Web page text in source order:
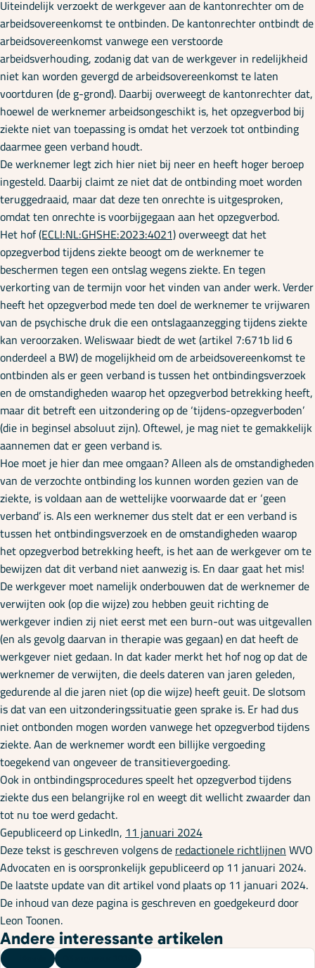
Uiteindelijk verzoekt de werkgever aan de kantonrechter om de
arbeidsovereenkomst te ontbinden. De kantonrechter ontbindt de
arbeidsovereenkomst vanwege een verstoorde
arbeidsverhouding, zodanig dat van de werkgever in redelijkheid
niet kan worden gevergd de arbeidsovereenkomst te laten
voortduren (de g-grond). Daarbij overweegt de kantonrechter dat,
hoewel de werknemer arbeidsongeschikt is, het opzegverbod bij
ziekte niet van toepassing is omdat het verzoek tot ontbinding
daarmee geen verband houdt.
De werknemer legt zich hier niet bij neer en heeft hoger beroep
ingesteld. Daarbij claimt ze niet dat de ontbinding moet worden
teruggedraaid, maar dat deze ten onrechte is uitgesproken,
omdat ten onrechte is voorbijgegaan aan het opzegverbod.
Het hof(ECLI:NL:GHSHE:2023:4021)overweegt dat het
opzegverbod tijdens ziekte beoogt om de werknemer te
beschermen tegen een ontslag wegens ziekte. En tegen
verkorting van de termijn voor het vinden van ander werk. Verder
heeft het opzegverbod mede ten doel de werknemer te vrijwaren
van de psychische druk die een ontslagaanzegging tijdens ziekte
kan veroorzaken. Weliswaar biedt de wet (artikel 7:671b lid 6
onderdeel a BW) de mogelijkheid om de arbeidsovereenkomst te
ontbinden als er geen verband is tussen het ontbindingsverzoek
en de omstandigheden waarop het opzegverbod betrekking heeft,
maar dit betreft een uitzondering op de ‘tijdens-opzegverboden’
(die in beginsel absoluut zijn). Oftewel, je mag niet te gemakkelijk
aannemen dat er geen verband is.
Hoe moet je hier dan mee omgaan? Alleen als de omstandigheden
van de verzochte ontbinding los kunnen worden gezien van de
ziekte, is voldaan aan de wettelijke voorwaarde dat er ‘geen
verband’ is. Als een werknemer dus stelt dat er een verband is
tussen het ontbindingsverzoek en de omstandigheden waarop
het opzegverbod betrekking heeft, is het aan de werkgever om te
bewijzen dat dit verband niet aanwezig is. En daar gaat het mis!
De werkgever moet namelijk onderbouwen dat de werknemer de
verwijten ook (op die wijze) zou hebben geuit richting de
werkgever indien zij niet eerst met een burn-out was uitgevallen
(en als gevolg daarvan in therapie was gegaan) en dat heeft de
werkgever niet gedaan. In dat kader merkt het hof nog op dat de
werknemer de verwijten, die deels dateren van jaren geleden,
gedurende al die jaren niet (op die wijze) heeft geuit. De slotsom
is dat van een uitzonderingssituatie geen sprake is. Er had dus
niet ontbonden mogen worden vanwege het opzegverbod tijdens
ziekte. Aan de werknemer wordt een billijke vergoeding
toegekend van ongeveer de transitievergoeding.
Ook in ontbindingsprocedures speelt het opzegverbod tijdens
ziekte dus een belangrijke rol en weegt dit wellicht zwaarder dan
tot nu toe werd gedacht.
Gepubliceerd op LinkedIn,11 januari 2024
Deze tekst is geschreven volgens deredactionele richtlijnenWVO
Advocaten en is oorspronkelijk gepubliceerd op 11 januari 2024.
De laatste update van dit artikel vond plaats op 11 januari 2024.
De inhoud van deze pagina is geschreven en goedgekeurd door
Leon Toonen.
Andere interessante artikelen